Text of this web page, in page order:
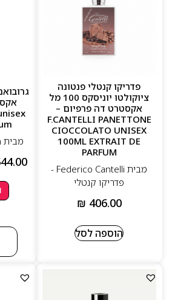
פדריקו קנטלי פנטונה
ציוקולטו יוניסקס 100 מל
אקסטרט דה פרפיום –
F.CANTELLI PANETTONE
CIOCCOLATO UNISEX
100ML EXTRAIT DE
PARFUM
מבית Federico Cantelli -
פדריקו קנטלי
₪ 406.00
הוספה לסל
מבית Jeroboam - גרובואם